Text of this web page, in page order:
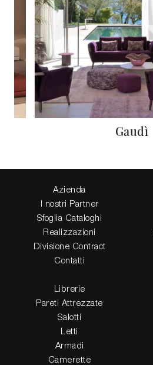
Gaudì
Azienda
I nostri Partner
Sfoglia Cataloghi
Realizzazioni
Divisione Contract
Contatti
Librerie
Pareti Attrezzate
Salotti
Letti
Armadi
Camerette